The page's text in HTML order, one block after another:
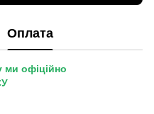
Оплата
ми офіційно